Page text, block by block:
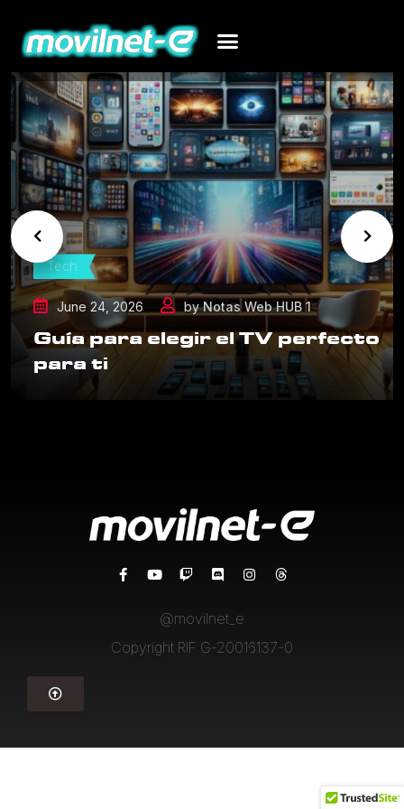
Tech
June 24, 2026 byNotas Web HUB 1
Guía para elegir el TV perfecto
para ti
@movilnet_e
Copyright RIF G-20016137-0